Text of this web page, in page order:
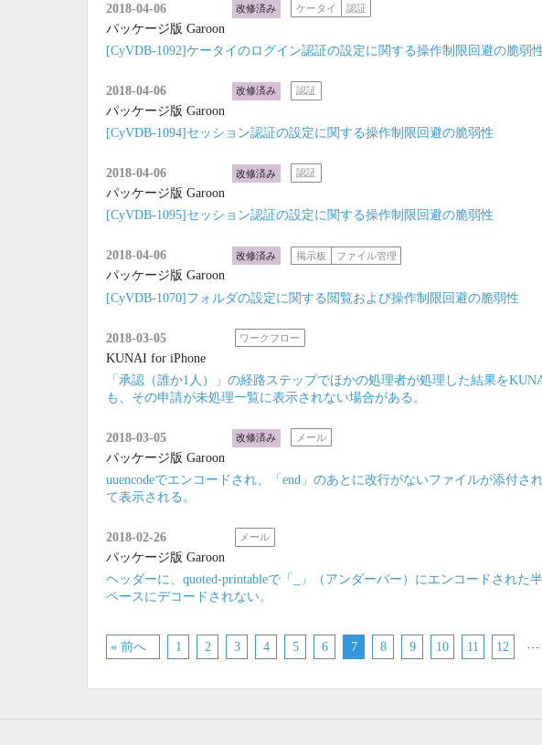
2018-04-06 改修済み ケータイ 認証
パッケージ版 Garoon
[CyVDB-1092]ケータイのログイン認証の設定に関する操作制限回避の脆弱
2018-04-06 改修済み 認証
パッケージ版 Garoon
[CyVDB-1094]セッション認証の設定に関する操作制限回避の脆弱性
2018-04-06 改修済み 認証
パッケージ版 Garoon
[CyVDB-1095]セッション認証の設定に関する操作制限回避の脆弱性
2018-04-06 改修済み 掲示板 ファイル管理
パッケージ版 Garoon
[CyVDB-1070]フォルダの設定に関する閲覧および操作制限回避の脆弱性
2018-03-05 ワークフロー
KUNAI for iPhone
「承認（誰か1人）」の経路ステップでほかの処理者が処理した結果を
も、その申請が未処理一覧に表示されない場合がある。
2018-03-05 改修済み メール
パッケージ版 Garoon
uuencodeでエンコードされ、「end」のあとに改行がないファイルが添付
て表示される。
2018-02-26 メール
パッケージ版 Garoon
ヘッダーに、quoted-printableで「_」（アンダーバー）にエンコードされ
ペースにデコードされない。
« 前へ 1 2 3 4 5 6 7 8 9 10 11 12 …